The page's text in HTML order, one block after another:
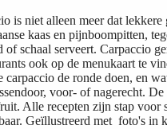
is niet alleen meer dat
kaas en pijnboompitten,
of schaal serveert. Carpaccio
ook op de menukaart te
carpaccio de ronde doen, en
voor- of nagerecht.
Alle recepten zijn stap voor
Geïllustreerd met foto's in